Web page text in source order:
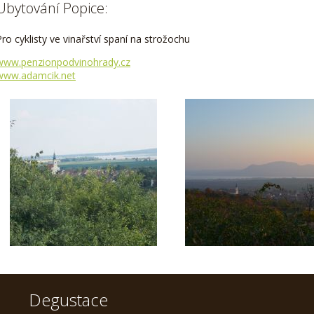
Popice:
cyklisty ve vinařství spaní na strožochu
Degustace